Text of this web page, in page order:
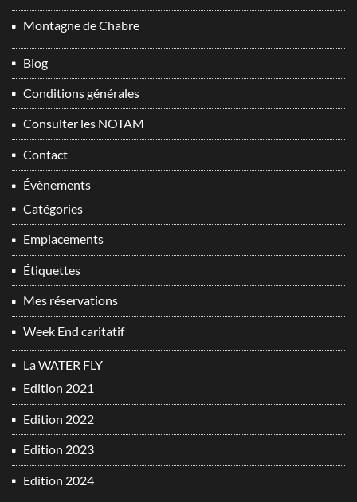
Montagne de Chabre
Blog
Conditions générales
Consulter les NOTAM
Contact
Évènements
Catégories
Emplacements
Étiquettes
Mes réservations
Week End caritatif
La WATER FLY
Edition 2021
Edition 2022
Edition 2023
Edition 2024